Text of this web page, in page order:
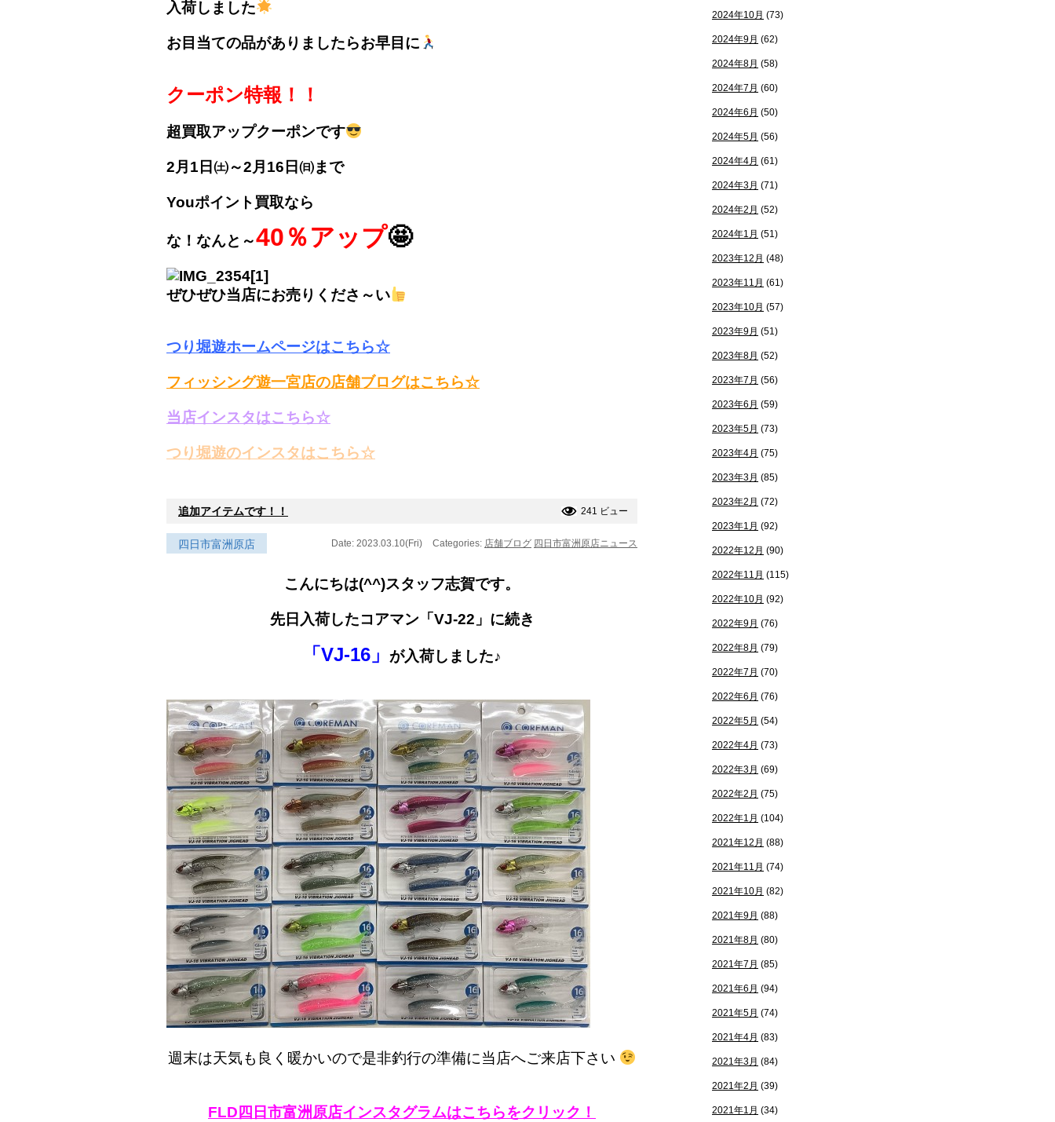
入荷しました
お目当ての品がありましたらお早目に
クーポン特報！！
超買取アップクーポンです
2月1日㈯～2月16日㈰まで
Youポイント買取なら
な！なんと～40％アップ🤩
ぜひぜひ当店にお売りくださ～い
つり堀遊ホームページはこちら☆
フィッシング遊一宮店の店舗ブログはこちら☆
当店インスタはこちら☆
つり堀遊のインスタはこちら☆
追加アイテムです！！ 241 ビュー
四日市富洲原店 Date: 2023.03.10(Fri) Categories: 店舗ブログ 四日市富洲原店ニュース
こんにちは(^^)スタッフ志賀です。
先日入荷したコアマン「VJ-22」に続き
「VJ-16」 が入荷しました♪
週末は天気も良く暖かいので是非釣行の準備に当店へご来店下さい
FLD四日市富洲原店インスタグラムはこちらをクリック！
2024年10月 (73)
2024年9月 (62)
2024年8月 (58)
2024年7月 (60)
2024年6月 (50)
2024年5月 (56)
2024年4月 (61)
2024年3月 (71)
2024年2月 (52)
2024年1月 (51)
2023年12月 (48)
2023年11月 (61)
2023年10月 (57)
2023年9月 (51)
2023年8月 (52)
2023年7月 (56)
2023年6月 (59)
2023年5月 (73)
2023年4月 (75)
2023年3月 (85)
2023年2月 (72)
2023年1月 (92)
2022年12月 (90)
2022年11月 (115)
2022年10月 (92)
2022年9月 (76)
2022年8月 (79)
2022年7月 (70)
2022年6月 (76)
2022年5月 (54)
2022年4月 (73)
2022年3月 (69)
2022年2月 (75)
2022年1月 (104)
2021年12月 (88)
2021年11月 (74)
2021年10月 (82)
2021年9月 (88)
2021年8月 (80)
2021年7月 (85)
2021年6月 (94)
2021年5月 (74)
2021年4月 (83)
2021年3月 (84)
2021年2月 (39)
2021年1月 (34)